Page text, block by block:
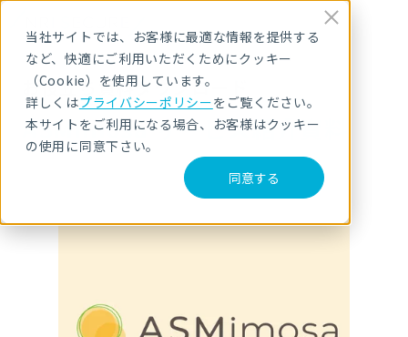
当社サイトでは、お客様に最適な情報を提供する
など、快適にご利用いただくためにクッキー
（Cookie）を使用しています。
詳しくはプライバシーポリシーをご覧ください。
本サイトをご利用になる場合、お客様はクッキー
の使用に同意下さい。
同意する
お役立ち資料ダウンロード
ASMimosa サービス紹介資料